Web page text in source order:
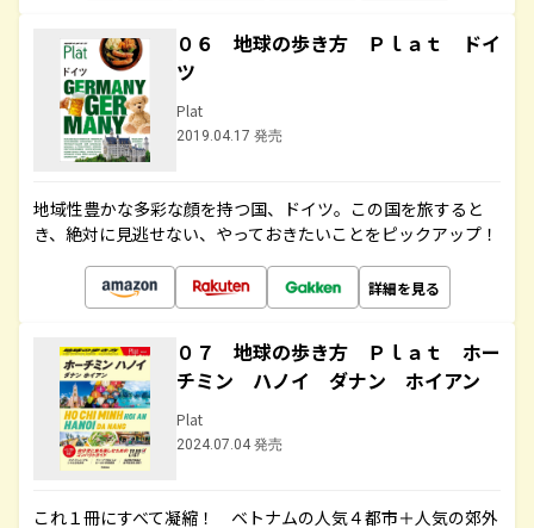
０６ 地球の歩き方 Ｐｌａｔ ドイ
ツ
Plat
2019.04.17 発売
地域性豊かな多彩な顔を持つ国、ドイツ。この国を旅すると
き、絶対に見逃せない、やっておきたいことをピックアップ！
詳細を見る
０７ 地球の歩き方 Ｐｌａｔ ホー
チミン ハノイ ダナン ホイアン
Plat
2024.07.04 発売
これ１冊にすべて凝縮！ ベトナムの人気４都市＋人気の郊外